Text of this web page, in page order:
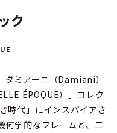
ク
ダミアーニ（Damiani）
ÉPOQUE）」コレク
時代」にインスパイアさ
何学的なフレームと、二